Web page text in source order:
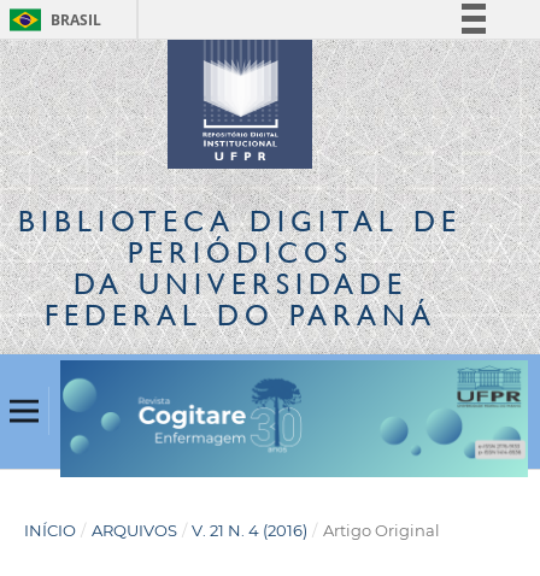
BRASIL
Simplifique!
Comunica BR
Participe
Acesso à informação
Legislação
Canais
BIBLIOTECA DIGITALDE
PERIÓDICOS
DA UNIVERSIDADE
FEDERAL DO PARANÁ
INÍCIO / ARQUIVOS / V. 21 N. 4 (2016) / Artigo Original